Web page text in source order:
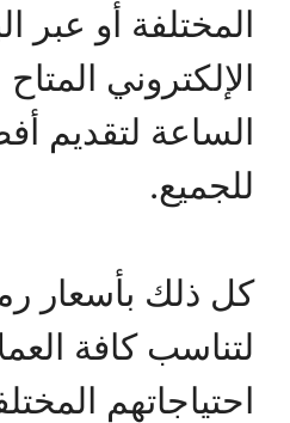
المختلفة أو عبر
الإلكتروني
الساعة لتقديم
للجميع.
كل ذلك بأسعار
لتناسب كافة
احتياجاتهم